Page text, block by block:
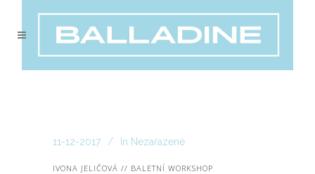
11-12-2017 In Nezařazené
IVONA JELIČOVÁ // BALETNÍ WORKSHOP